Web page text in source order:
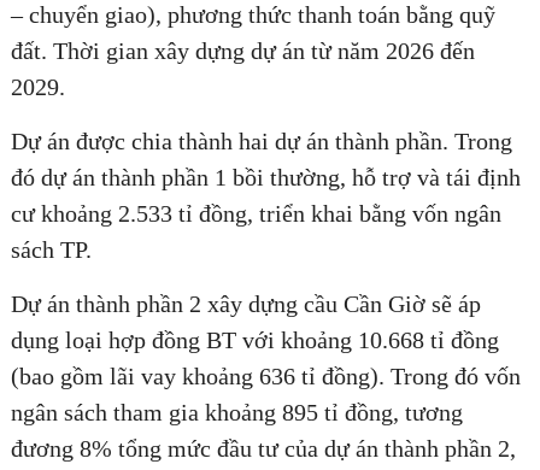
– chuyển giao), phương thức thanh toán bằng quỹ
đất. Thời gian xây dựng dự án từ năm 2026 đến
2029.
Dự án được chia thành hai dự án thành phần. Trong
đó dự án thành phần 1 bồi thường, hỗ trợ và tái định
cư khoảng 2.533 tỉ đồng, triển khai bằng vốn ngân
sách TP.
Dự án thành phần 2 xây dựng cầu Cần Giờ sẽ áp
dụng loại hợp đồng BT với khoảng 10.668 tỉ đồng
(bao gồm lãi vay khoảng 636 tỉ đồng). Trong đó vốn
ngân sách tham gia khoảng 895 tỉ đồng, tương
đương 8% tổng mức đầu tư của dự án thành phần 2,